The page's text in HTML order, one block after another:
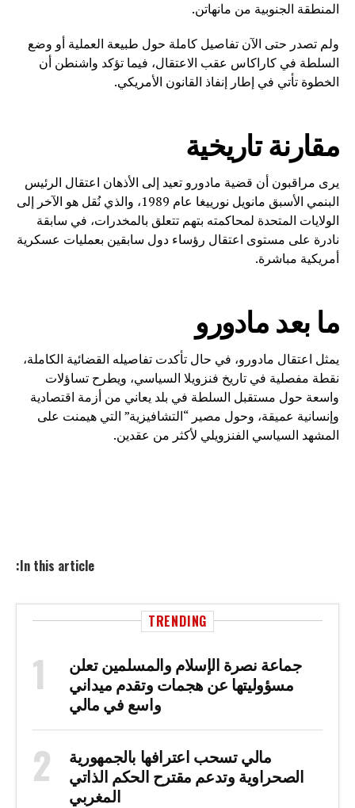
المنطقة الجنوبية من مانهاتن.
ولم تصدر حتى الآن تفاصيل كاملة حول طبيعة العملية أو وضع
السلطة في كاراكاس عقب الاعتقال، فيما تؤكد واشنطن أن
الخطوة تأتي في إطار إنفاذ القانون الأمريكي.
مقارنة تاريخية
يرى مراقبون أن قضية مادورو تعيد إلى الأذهان اعتقال الرئيس
البنمي الأسبق مانويل نورييغا عام 1989، والذي نُقل هو الآخر إلى
الولايات المتحدة لمحاكمته بتهم تتعلق بالمخدرات، في سابقة
نادرة على مستوى اعتقال رؤساء دول سابقين بعمليات عسكرية
أمريكية مباشرة.
ما بعد مادورو
يمثل اعتقال مادورو، في حال تأكدت تفاصيله القضائية الكاملة،
نقطة مفصلية في تاريخ فنزويلا السياسي، ويطرح تساؤلات
واسعة حول مستقبل السلطة في بلد يعاني من أزمة اقتصادية
وإنسانية عميقة، وحول مصير “التشافيزية” التي هيمنت على
المشهد السياسي الفنزويلي لأكثر من عقدين.
In this article:
TRENDING
جماعة نصرة الإسلام والمسلمين تعلن
مسؤوليتها عن هجمات وتقدم ميداني
واسع في مالي
مالي تسحب اعترافها بالجمهورية
الصحراوية وتدعم مقترح الحكم الذاتي
المغربي